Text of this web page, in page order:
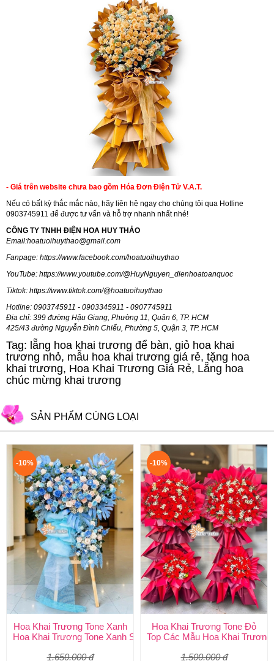
- Giá trên website chưa bao gồm Hóa Đơn Điện Tử V.A.T.
Nếu có bất kỳ thắc mắc nào, hãy liên hệ ngay cho chúng tôi qua Hotline
0903745911 để được tư vấn và hỗ trợ nhanh nhất nhé!
CÔNG TY TNHH ĐIỆN HOA HUY THẢO
Email:hoatuoihuythao@gmail.com
Fanpage: https://www.facebook.com/hoatuoihuythao
YouTube: https://www.youtube.com/@HuyNguyen_dienhoatoanquoc
Tiktok: https://www.tiktok.com/@hoatuoihuythao
Hotline: 0903745911 - 0903345911 - 0907745911
Địa chỉ: 399 đường Hậu Giang, Phường 11, Quận 6, TP. HCM
425/43 đường Nguyễn Đình Chiểu, Phường 5, Quận 3, TP. HCM
Tag: lẵng hoa khai trương để bàn, giỏ hoa khai
trương nhỏ, mẫu hoa khai trương giá rẻ, tặng hoa
khai trương, Hoa Khai Trương Giá Rẻ, Lẵng hoa
chúc mừng khai trương
SẢN PHẨM CÙNG LOẠI
-10%
Hoa Khai Trương Tone Xanh
Hoa Khai Trương Tone Xanh Sang Trọng, Độc Đáo | Shop Hoa
1.650.000 đ
-10%
Hoa Khai Trương Tone Đỏ
Top Các Mẫu Hoa Khai
1.500.000 đ